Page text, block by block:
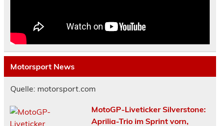
Motorsport News
Quelle: motorsport.com
MotoGP-Liveticker Silverstone:
Aprilia-Trio im Sprint vorn,